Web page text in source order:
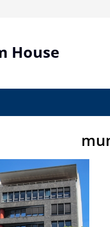
House